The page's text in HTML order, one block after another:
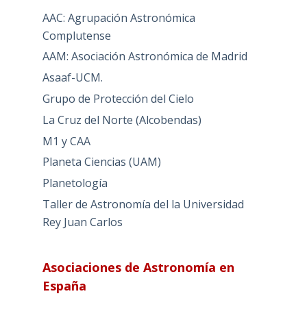
AAC: Agrupación Astronómica
Complutense
AAM: Asociación Astronómica de Madrid
Asaaf-UCM.
Grupo de Protección del Cielo
La Cruz del Norte (Alcobendas)
M1 y CAA
Planeta Ciencias (UAM)
Planetología
Taller de Astronomía del la Universidad
Rey Juan Carlos
Asociaciones de Astronomía en
España